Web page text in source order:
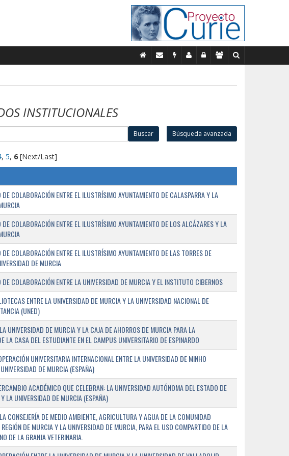
INSTITUCIONALES
Buscar Búsqueda avanzada
, 5, 6[Next/Last]
DE COLABORACIÓN ENTRE EL ILUSTRÍSIMO AYUNTAMIENTO DE CALASPARRA Y LA
DE COLABORACIÓN ENTRE EL ILUSTRÍSIMO AYUNTAMIENTO DE LOS ALCÁZARES Y LA
DE COLABORACIÓN ENTRE EL ILUSTRÍSIMO AYUNTAMIENTO DE LAS TORRES DE
DE MURCIA
DE COLABORACIÓN ENTRE LA UNIVERSIDAD DE MURCIA Y EL INSTITUTO CIBERNOS
ENTRE LA UNIVERSIDAD DE MURCIA Y LA UNIVERSIDAD NACIONAL DE
(UNED)
UNIVERSIDAD DE MURCIA Y LA CAJA DE AHORROS DE MURCIA PARA LA
LA CASA DEL ESTUDIANTE EN EL CAMPUS UNIVERSITARIO DE ESPINARDO
UNIVERSITARIA INTERNACIONAL ENTRE LA UNIVERSIDAD DE MINHO
DE MURCIA (ESPAÑA)
ACADÉMICO QUE CELEBRAN: LA UNIVERSIDAD AUTÓNOMA DEL ESTADO DE
LA UNIVERSIDAD DE MURCIA (ESPAÑA)
CONSEJERÍA DE MEDIO AMBIENTE, AGRICULTURA Y AGUA DE LA COMUNIDAD
DE MURCIA Y LA UNIVERSIDAD DE MURCIA, PARA EL USO COMPARTIDO DE LA
DE LA GRANJA VETERINARIA.